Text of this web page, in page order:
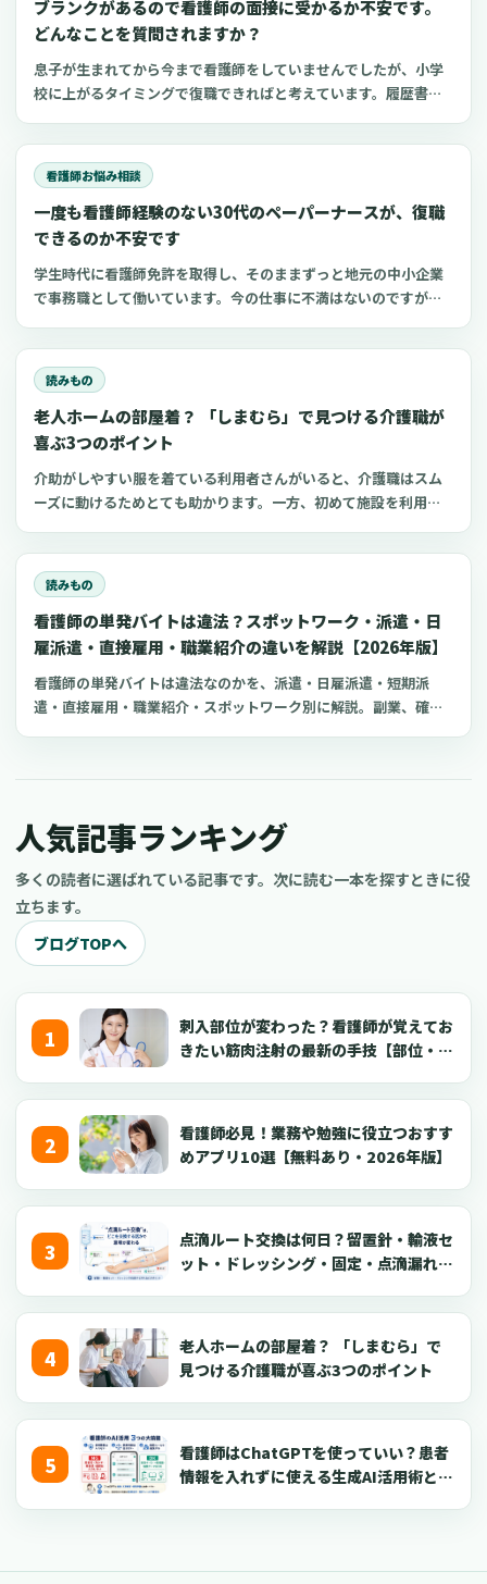
ブランクがあるので看護師の面接に受かるか不安です。
どんなことを質問されますか？
息子が生まれてから今まで看護師をしていませんでしたが、小学
校に上がるタイミングで復職できればと考えています。履歴書を
うしようと不安になってきました。私の周りでは、産休後にすぐ
に現場復帰している人が多いので、自分としても引け
看護師お悩み相談
一度も看護師経験のない30代のペーパーナースが、復職
できるのか不安です
学生時代に看護師免許を取得し、そのままずっと地元の中小企業
で事務職として働いています。今の仕事に不満はないのですが、
う気持ちがあります。年齢も35歳になり、「働き方を変えるのな
ら今しかない」と、強く思うようになりました。一
読みもの
老人ホームの部屋着？ 「しまむら」で見つける介護職が
喜ぶ3つのポイント
介助がしやすい服を着ている利用者さんがいると、介護職はスム
ーズに動けるためとても助かります。一方、初めて施設を利用す
道府県に約1,400店舗ある「しまむら」で手に入れられるアイテ
ムを中心に、老人ホームに入所した利用者さんと介護職にとって
快適な部屋着のポイントをご紹介します。
読みもの
看護師の単発バイトは違法？スポットワーク・派遣・日
雇派遣・直接雇用・職業紹介の違いを解説【2026年版】
看護師の単発バイトは違法なのかを、派遣・日雇派遣・短期派
遣・直接雇用・職業紹介・スポットワーク別に解説。副業、確定
人気記事ランキング
多くの読者に選ばれている記事です。次に読む一本を探すときに役
立ちます。
ブログTOPへ
刺入部位が変わった？看護師が覚えてお
きたい筋肉注射の最新の手技【部位・
看護師必見！業務や勉強に役立つおすす
めアプリ10選【無料あり・2026年版】
点滴ルート交換は何日？留置針・輸液セ
ット・ドレッシング・固定・点滴漏れ対
老人ホームの部屋着？ 「しまむら」で
見つける介護職が喜ぶ3つのポイント
看護師はChatGPTを使っていい？患者
情報を入れずに使える生成AI活用術とプ